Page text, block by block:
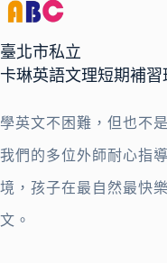
臺北市私立
卡琳英語文理短期補習
學英文不困難，但也不
我們的多位外師耐心指
境，孩子在最自然最快
文。